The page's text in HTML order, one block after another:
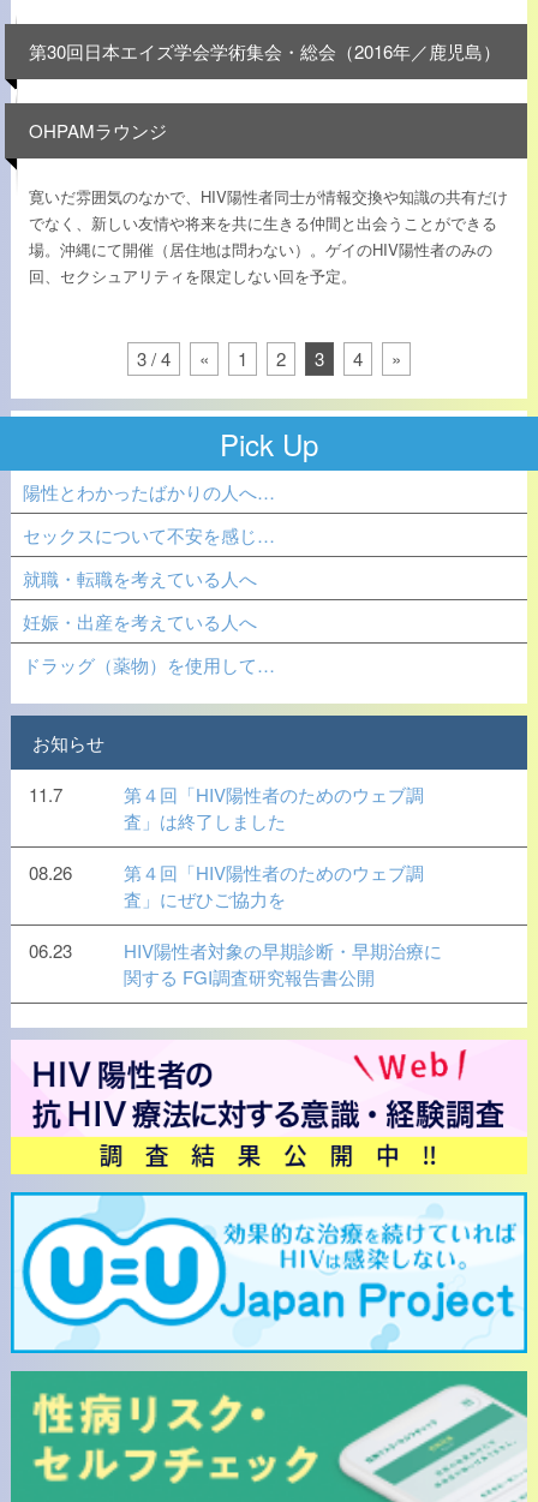
第30回日本エイズ学会学術集会・総会（2016年／鹿児島）
OHPAMラウンジ
寛いだ雰囲気のなかで、HIV陽性者同士が情報交換や知識の共有だけ
でなく、新しい友情や将来を共に生きる仲間と出会うことができる
場。沖縄にて開催（居住地は問わない）。ゲイのHIV陽性者のみの
回、セクシュアリティを限定しない回を予定。
3 / 4 « 1 2 3 4 »
Pick Up
陽性とわかったばかりの人へ…
セックスについて不安を感じ…
就職・転職を考えている人へ
妊娠・出産を考えている人へ
ドラッグ（薬物）を使用して…
お知らせ
11.7
第４回「HIV陽性者のためのウェブ調
査」は終了しました
08.26
第４回「HIV陽性者のためのウェブ調
査」にぜひご協力を
06.23
HIV陽性者対象の早期診断・早期治療に
関する FGI調査研究報告書公開